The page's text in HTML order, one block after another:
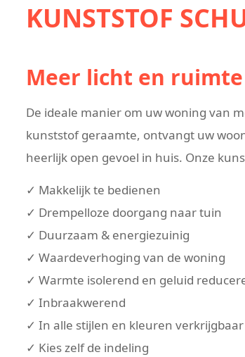
KUNSTSTOF
Meer licht en ruimte
De ideale manier om uw woning van
kunststof geraamte, ontvangt uw
heerlijk open gevoel in huis. Onze
✓ Makkelijk te bedienen
✓ Drempelloze doorgang naar tuin
✓ Duurzaam & energiezuinig
✓ Waardeverhoging van de woning
✓ Warmte isolerend en geluid
✓ Inbraakwerend
✓ In alle stijlen en kleuren verkrijgbaar
✓ Kies zelf de indeling